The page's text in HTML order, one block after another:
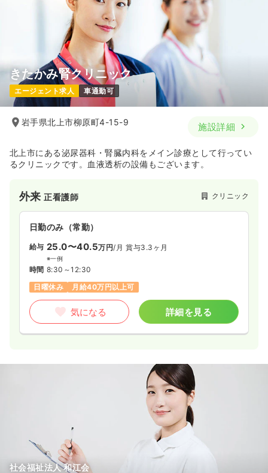
きたかみ腎クリニック
エージェント求人 車通勤可
岩手県北上市柳原町4-15-9 施設詳細
北上市にある泌尿器科・腎臓内科をメイン診療として行ってい
るクリニックです。血液透析の設備もございます。
外来正看護師 クリニック
日勤のみ（常勤）
給与 25.0〜40.5万円/月 賞与3.3ヶ月
※一例
時間 8:30～12:30
日曜休み
月給40万円以上可
気になる 詳細を見る
社会福祉法人 和江会